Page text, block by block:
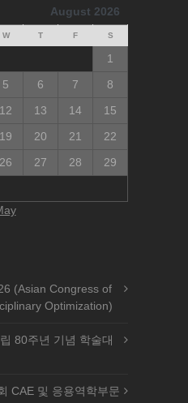
August 2026
W T F S
1
5 6 7
8
12 13 14
15
19 20 21
22
26 27 28
29
(Asian Congress of
Optimization)
80주년 기념 학술대
CAE 및 응용역학부문